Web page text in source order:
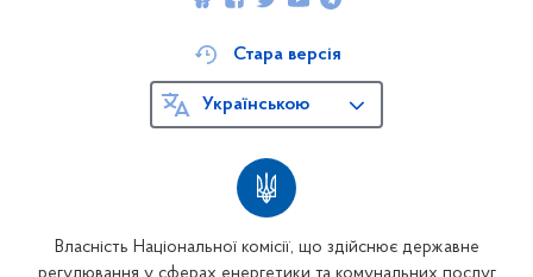
Власність Національної комісії, що здійснює державне
Стара версія
Українською